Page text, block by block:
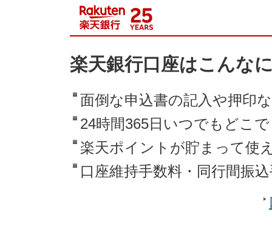
楽天銀行口座はこんな
面倒な申込書の記入や押印
24時間365日いつでもどこ
楽天ポイントが貯まって使
口座維持手数料・同行間振